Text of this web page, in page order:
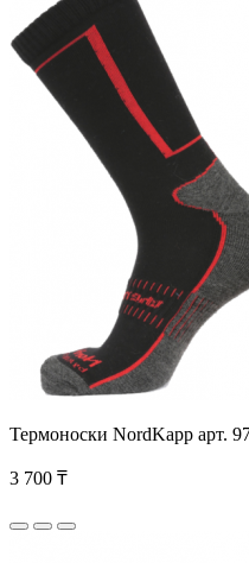
Термоноски NordKapp арт.
3 700 ₸